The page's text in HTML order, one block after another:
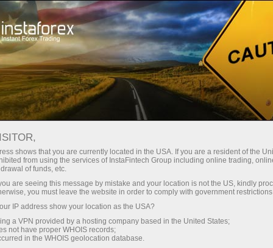
กับ InstaForex คุณจะได้รับเงื่อนไขที่
สูงสุด 1:5000 สเปรดและค่า
คอมมิชชั่นที่ดีที่สุดในตลาด รวมถึง
เงื่อนไขที่เหมาะสมสำหรับการเทรด
หุ้นและดัชนี
สเปรดต่ำมาก — กำไรสูง
โบนัส 30%
สำหรับทุกการฝาก
ความเร็ว
ในการเทรดและบนทางหลวง
shows that you are currently located in the USA. If you are a resident of the
from using the services of InstaFintech Group including online trading,
of funds, etc.
are seeing this message by mistake and your location is not the US, kindly
you must leave the website in order to comply with government
IP address show your location as the USA?
a VPN provided by a hosting company based in the United States;
not have proper WHOIS records;
in the WHOIS geolocation database.